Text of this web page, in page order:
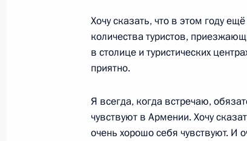
Опубликован список
для освещения
25 июля 2019 года, 15:00
Встреча с врио главы Санкт-
18 июля 2019 года, 17:15
Хочу сказать, что в этом году
количества туристов,
в столице и туристических
приятно.
Я всегда, когда встречаю,
чувствуют в Армении. Хочу
очень хорошо себя чувствуют. И